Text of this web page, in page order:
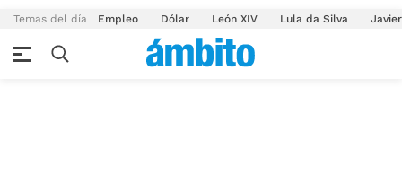
Temas del día Empleo Dólar León XIV Lula da Silva